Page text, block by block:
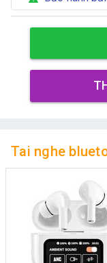
Tai nghe